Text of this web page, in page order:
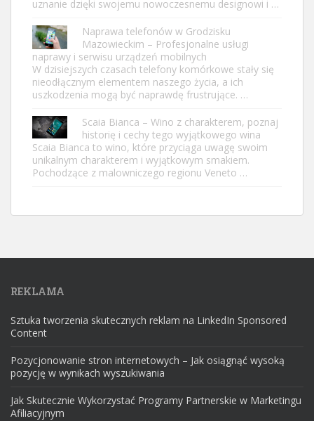
uznanie dzięki swojemu nowoczesnemu designowi i …
Naprawa telefonów w Grodzisku
Mazowieckim – Profesjonalne usługi
naprawy i serwisu urządzeń mobilnych
W dzisiejszych czasach telefony komórkowe stały się
nieodłącznym elementem naszego życia, a ich
uszkodzenia mogą być naprawdę frustrujące. …
Scaia Bianca – Wino z charakterem, poznaj
historię i cechy tego wyjątkowego wina
Scaia Bianca to wino, które przyciąga uwagę swoim
unikalnym charakterem i wyjątkowym smakiem.
Pochodzące z malowniczego regionu Veneto …
REKLAMA
Sztuka tworzenia skutecznych reklam na LinkedIn Sponsored
Content
Pozycjonowanie stron internetowych – Jak osiągnąć wysoką
pozycję w wynikach wyszukiwania
Jak Skutecznie Wykorzystać Programy Partnerskie w Marketingu
Afiliacyjnym